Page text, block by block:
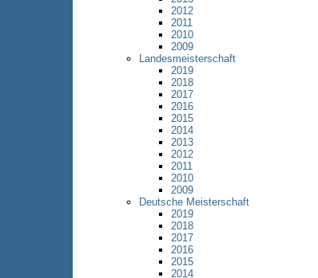
2012
2011
2010
2009
Landesmeisterschaft
2019
2018
2017
2016
2015
2014
2013
2012
2011
2010
2009
Deutsche Meisterschaft
2019
2018
2017
2016
2015
2014